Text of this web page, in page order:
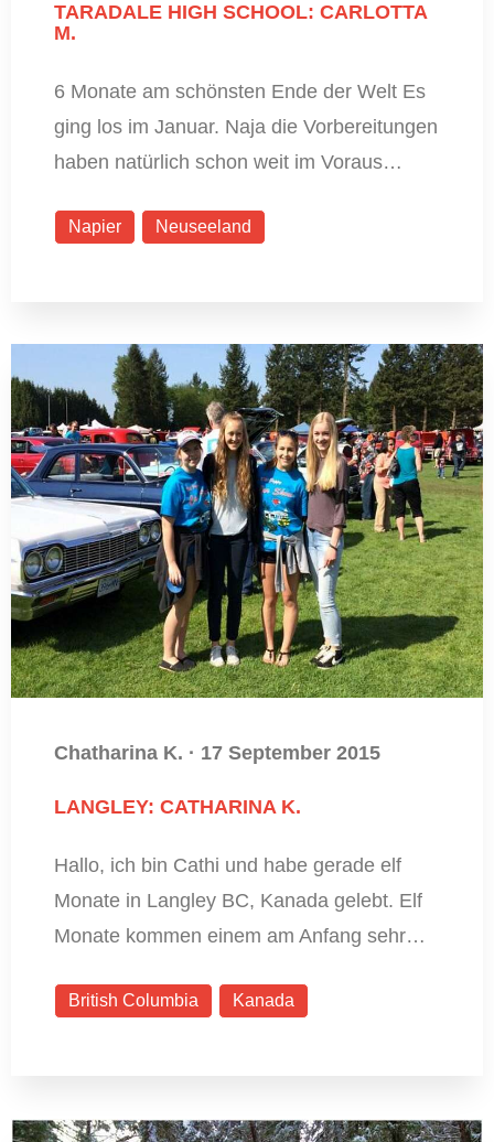
TARADALE HIGH SCHOOL: CARLOTTA
M.
6 Monate am schönsten Ende der Welt Es
ging los im Januar. Naja die Vorbereitungen
haben natürlich schon weit im Voraus…
Napier Neuseeland
Chatharina K. · 17 September 2015
LANGLEY: CATHARINA K.
Hallo, ich bin Cathi und habe gerade elf
Monate in Langley BC, Kanada gelebt. Elf
Monate kommen einem am Anfang sehr…
British Columbia Kanada